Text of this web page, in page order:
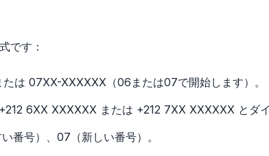
です：
は 07XX-XXXXXX（06または07で開始します）。
6XX XXXXXX または +212 7XX XXXXXX とダイ
番号）、07（新しい番号）。